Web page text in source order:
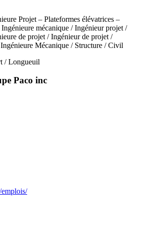
Projet – Plateformes élévatrices –
mécanique / Ingénieur projet /
de projet / Ingénieur de projet /
Mécanique / Structure / Civil
/ Longueuil
Paco inc